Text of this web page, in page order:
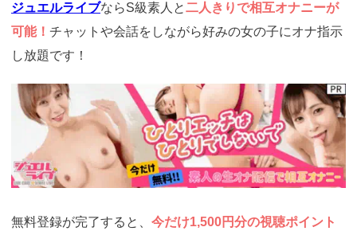
ジュエルライブならS級素人と二人きりで相互オナニーが
可能！ チャットや会話をしながら好みの女の子にオナ指示
し放題です！
https://www.j-
live.tv/LiveChat/acs.php?
si=jwchatt&pid=MLA5661_0001&pa=lp33.php
無料登録が完了すると、 今だけ1,500円分の視聴ポイント